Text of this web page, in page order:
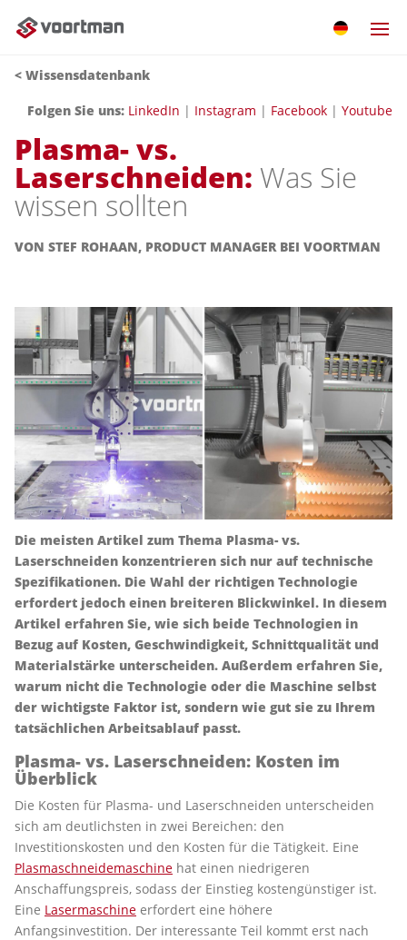
< Wissensdatenbank
Folgen Sie uns: LinkedIn | Instagram | Facebook | Youtube
Plasma- vs.
Laserschneiden: Was Sie
wissen sollten
VON STEF ROHAAN, PRODUCT MANAGER BEI VOORTMAN
Die meisten Artikel zum Thema Plasma- vs.
Laserschneiden konzentrieren sich nur auf technische
Spezifikationen. Die Wahl der richtigen Technologie
erfordert jedoch einen breiteren Blickwinkel. In diesem
Artikel erfahren Sie, wie sich beide Technologien in
Bezug auf Kosten, Geschwindigkeit, Schnittqualität und
Materialstärke unterscheiden. Außerdem erfahren Sie,
warum nicht die Technologie oder die Maschine selbst
der wichtigste Faktor ist, sondern wie gut sie zu Ihrem
tatsächlichen Arbeitsablauf passt.
Plasma- vs. Laserschneiden: Kosten im
Überblick
Die Kosten für Plasma- und Laserschneiden unterscheiden
sich am deutlichsten in zwei Bereichen: den
Investitionskosten und den Kosten für die Tätigkeit. Eine
Plasmaschneidemaschine hat einen niedrigeren
Anschaffungspreis, sodass der Einstieg kostengünstiger ist.
Eine Lasermaschine erfordert eine höhere
Anfangsinvestition. Der interessante Teil kommt erst nach